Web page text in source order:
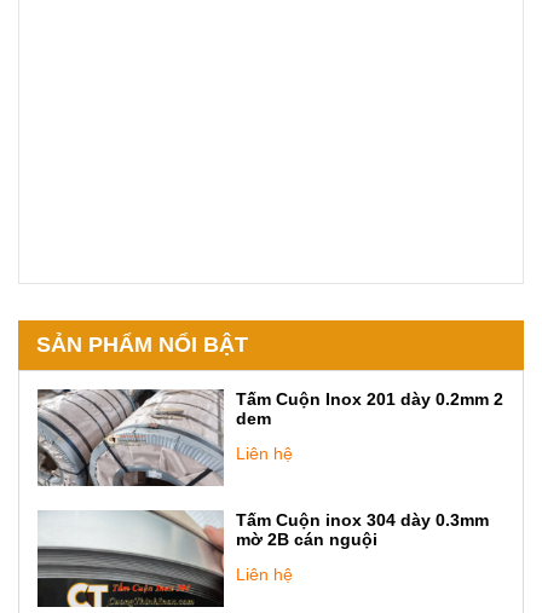
SẢN PHẨM NỔI BẬT
Tấm Cuộn Inox 201 dày 0.2mm 2
dem
Liên hệ
Tấm Cuộn inox 304 dày 0.3mm
mờ 2B cán nguội
Liên hệ